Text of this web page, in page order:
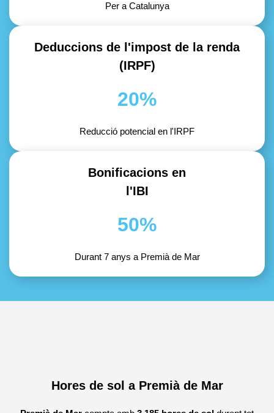
Per a Catalunya
Deduccions de l'impost de la renda
(IRPF)
20%
Reducció potencial en l'IRPF
Bonificacions en
l'IBI
50%
Durant 7 anys a Premià de Mar
Hores de sol a Premià de Mar